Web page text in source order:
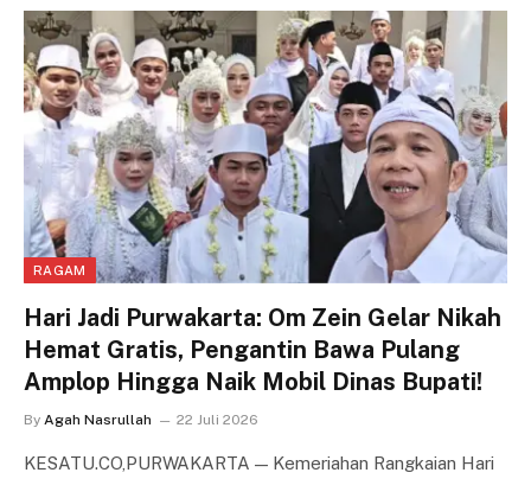
RAGAM
Hari Jadi Purwakarta: Om Zein Gelar Nikah
Hemat Gratis, Pengantin Bawa Pulang
Amplop Hingga Naik Mobil Dinas Bupati!
By Agah Nasrullah 22 Juli 2026
KESATU.CO,PURWAKARTA — Kemeriahan Rangkaian Hari